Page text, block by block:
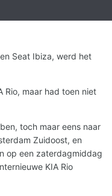
Seat Ibiza, werd het
Rio, maar had toen niet
toch maar eens naar
Zuidoost, en
op een zaterdagmiddag
KIA Rio